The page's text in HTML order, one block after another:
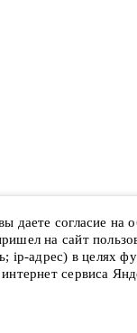
даете согласие на
на сайт
ip-адрес) в целях
сервиса